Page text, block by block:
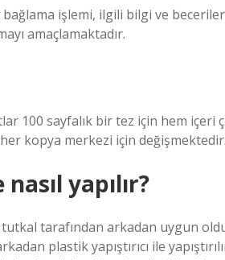
bağlama işlemi, ilgili bilgi ve
amaçlamaktadır.
100 sayfalık bir tez için hem içeri
kopya merkezi için
yapılır?
tarafından arkadan uygun
plastik yapıştırıcı ile